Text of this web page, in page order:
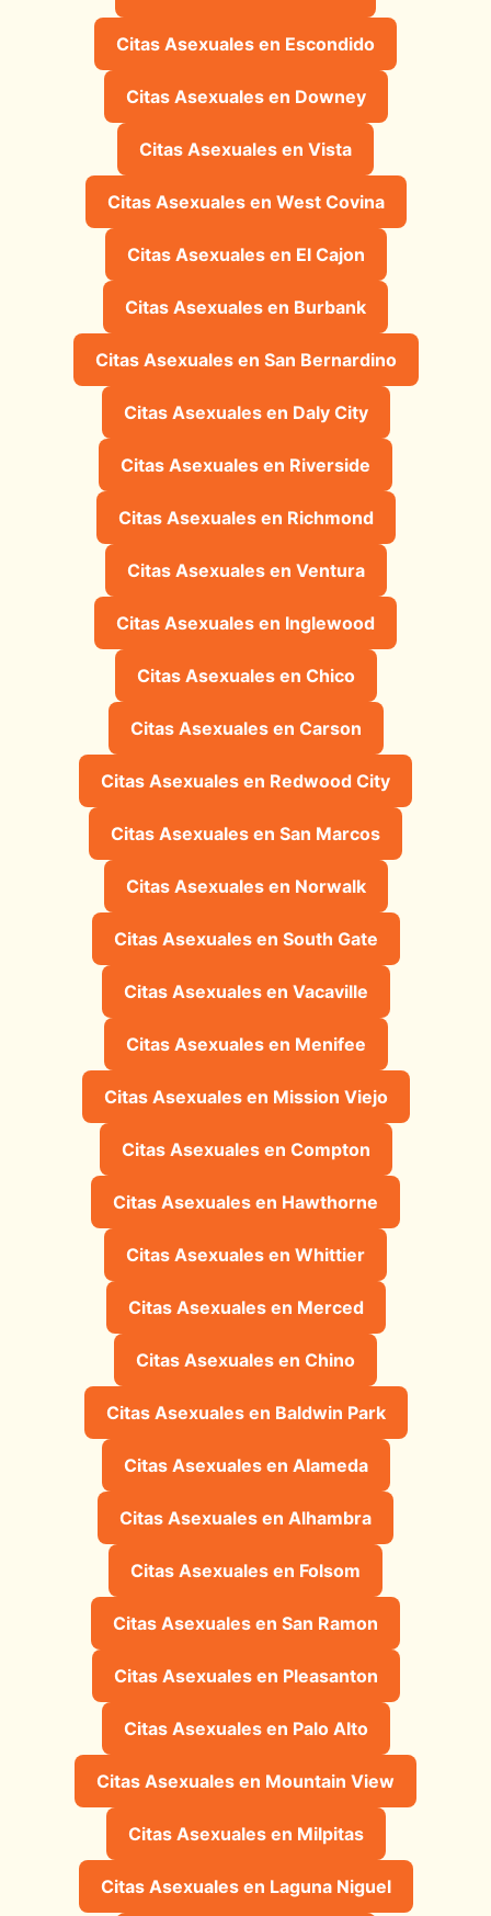
Citas Asexuales en Escondido
Citas Asexuales en Downey
Citas Asexuales en Vista
Citas Asexuales en West Covina
Citas Asexuales en El Cajon
Citas Asexuales en Burbank
Citas Asexuales en San Bernardino
Citas Asexuales en Daly City
Citas Asexuales en Riverside
Citas Asexuales en Richmond
Citas Asexuales en Ventura
Citas Asexuales en Inglewood
Citas Asexuales en Chico
Citas Asexuales en Carson
Citas Asexuales en Redwood City
Citas Asexuales en San Marcos
Citas Asexuales en Norwalk
Citas Asexuales en South Gate
Citas Asexuales en Vacaville
Citas Asexuales en Menifee
Citas Asexuales en Mission Viejo
Citas Asexuales en Compton
Citas Asexuales en Hawthorne
Citas Asexuales en Whittier
Citas Asexuales en Merced
Citas Asexuales en Chino
Citas Asexuales en Baldwin Park
Citas Asexuales en Alameda
Citas Asexuales en Alhambra
Citas Asexuales en Folsom
Citas Asexuales en San Ramon
Citas Asexuales en Pleasanton
Citas Asexuales en Palo Alto
Citas Asexuales en Mountain View
Citas Asexuales en Milpitas
Citas Asexuales en Laguna Niguel